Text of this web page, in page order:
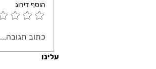
הוסף דירוג
כתוב תגובה...
עלינו